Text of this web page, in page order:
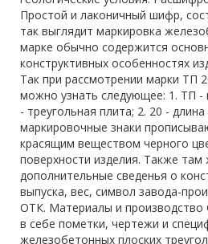
Простой и лаконичный шифр,
так выглядит маркировка
марке обычно содержится
конструктивных особенностях
Так при рассмотрении марки ТП
можно узнать следующее: 1. ТП -
- треугольная плита; 2. 20 -
маркировочные знаки
красящим веществом черного
поверхности изделия. Также
дополнительные сведенья о
выпуска, вес, символ завода-
ОТК. Материалы и производство
в себе пометки, чертежи и
железобетонных плоских